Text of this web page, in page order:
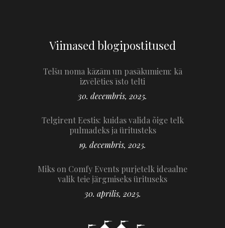
Viimased blogipostitused
Telšu noma kāzām un pasākumiem: kā
izvēlēties īsto telti
30. decembris, 2025.
Telgirent Eestis: kuidas valida õige telk
pulmadeks ja üritusteks
19. decembris, 2025.
Miks on Comfy Events purjetelk ideaalne
valik teie järgmiseks ürituseks
30. aprīlis, 2025.